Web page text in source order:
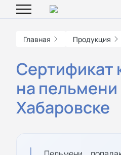
Главная Продукция
Сертификат
на пельмени
Хабаровске